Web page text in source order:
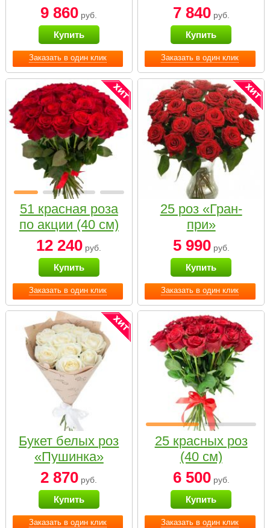
Заказать в один клик
9 860 руб.
Купить
Заказать в один клик
7 840руб.
Купить
Заказать в один клик
51 красная роза
по акции (40 см)
12 240 руб.
Купить
Заказать в один клик
25 роз «Гран-
при»
5 990руб.
Купить
Заказать в один клик
Букет белых роз
«Пушинка»
2 870 руб.
Купить
Заказать в один клик
25 красных роз
(40 см)
6 500руб.
Купить